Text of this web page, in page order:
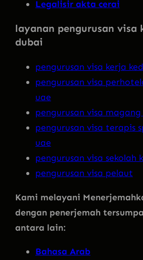
Legalisir akta cerai
layanan pengurusan visa
dubai
pengurusan visa kerja
pengurusan visa
uae
pengurusan visa
pengurusan visa terapis
uae
pengurusan visa sekolah
pengurusan visa pelaut
Kami melayani
dengan penerjemah
antara lain:
Bahasa Arab